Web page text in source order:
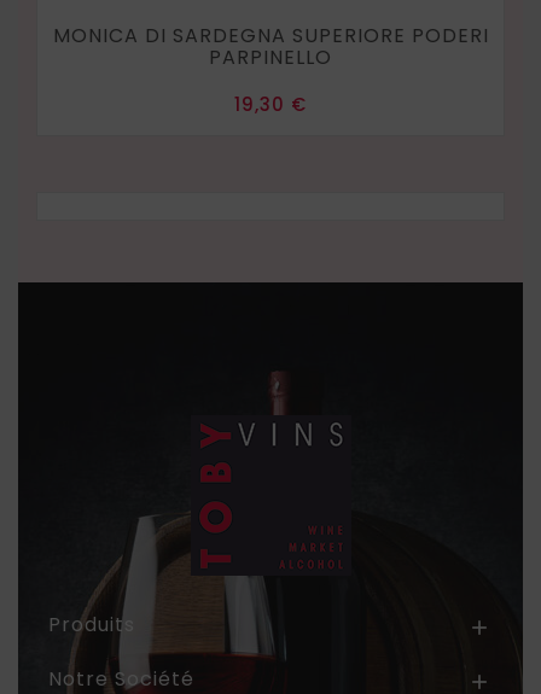
MONICA DI SARDEGNA SUPERIORE PODERI
PARPINELLO
Prix
19,30 €
Produits 
Notre Société 